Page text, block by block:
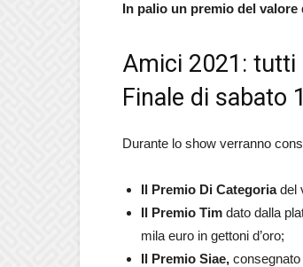
In palio un premio del valore
Amici 2021: tutti
Finale di sabato
Durante lo show verranno
Il Premio Di Categoriadel
Il Premio Tim dato dalla
mila euro in gettoni d’oro;
Il Premio Siae,